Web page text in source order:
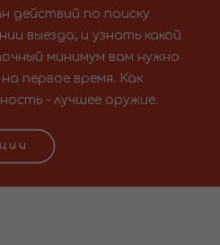
действий по поиску
выезда; и узнать какой
минимум вам нужно
первое время. Как
- лучшее оружие.